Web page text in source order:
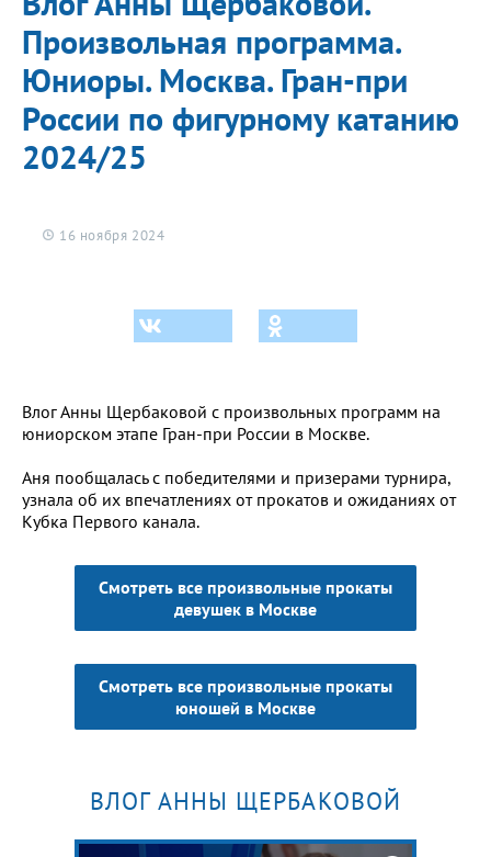
Произвольная программа.
Юниоры. Москва. Гран-при
России по фигурному катанию
2024/25
16 ноября 2024
Влог Анны Щербаковой с произвольных программ на
юниорском этапе Гран-при России в Москве.
Аня пообщалась с победителями и призерами турнира,
узнала об их впечатлениях от прокатов и ожиданиях от
Кубка Первого канала.
Смотреть все произвольные прокаты
девушек в Москве
Смотреть все произвольные прокаты
юношей в Москве
ВЛОГ АННЫ ЩЕРБАКОВОЙ